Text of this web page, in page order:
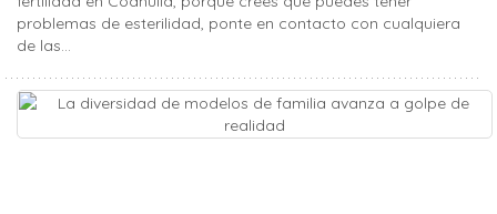
problemas de esterilidad, ponte en contacto con cualquiera
de las...